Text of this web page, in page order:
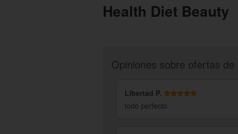
Health Diet Beauty
Opiniones sobre ofertas de
Libertad P.
todo perfecto